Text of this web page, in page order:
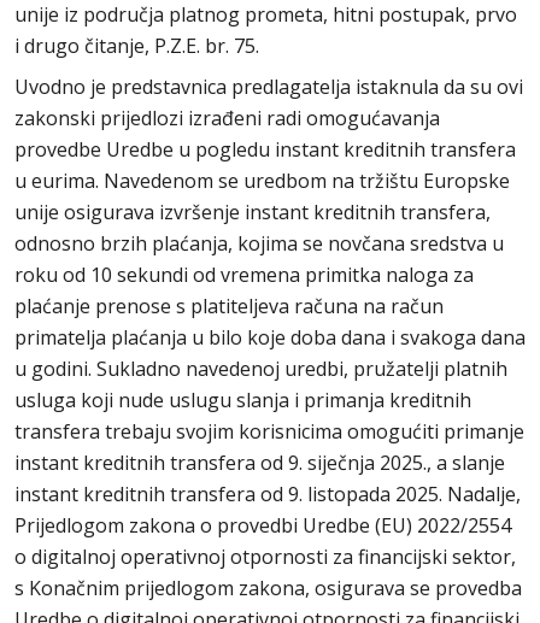
unije iz područja platnog prometa, hitni postupak, prvo
i drugo čitanje, P.Z.E. br. 75.
Uvodno je predstavnica predlagatelja istaknula da su ovi
zakonski prijedlozi izrađeni radi omogućavanja
provedbe Uredbe u pogledu instant kreditnih transfera
u eurima. Navedenom se uredbom na tržištu Europske
unije osigurava izvršenje instant kreditnih transfera,
odnosno brzih plaćanja, kojima se novčana sredstva u
roku od 10 sekundi od vremena primitka naloga za
plaćanje prenose s platiteljeva računa na račun
primatelja plaćanja u bilo koje doba dana i svakoga dana
u godini. Sukladno navedenoj uredbi, pružatelji platnih
usluga koji nude uslugu slanja i primanja kreditnih
transfera trebaju svojim korisnicima omogućiti primanje
instant kreditnih transfera od 9. siječnja 2025., a slanje
instant kreditnih transfera od 9. listopada 2025. Nadalje,
Prijedlogom zakona o provedbi Uredbe (EU) 2022/2554
o digitalnoj operativnoj otpornosti za financijski sektor,
s Konačnim prijedlogom zakona, osigurava se provedba